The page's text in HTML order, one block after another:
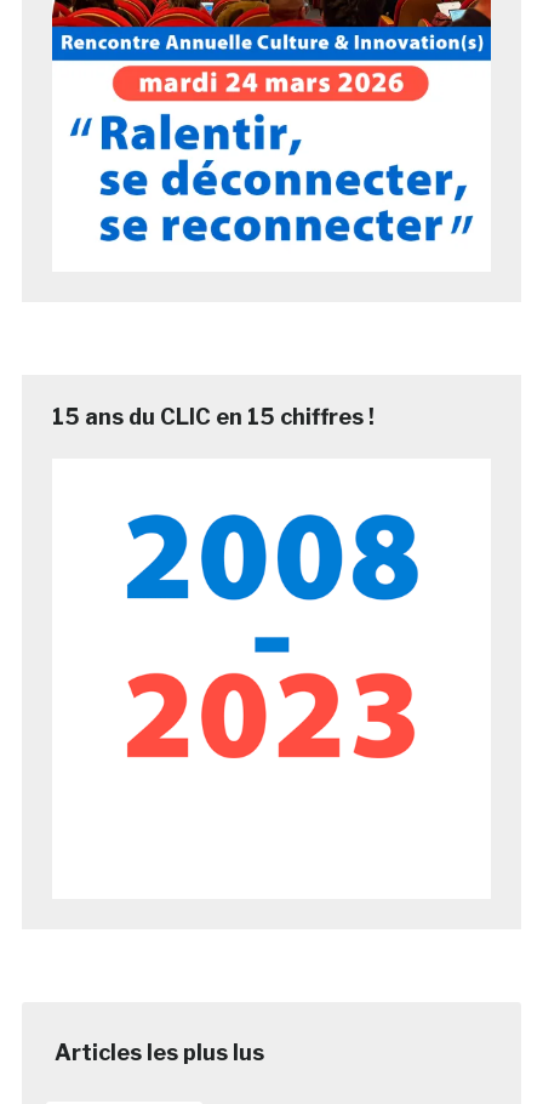
15 ans du CLIC en 15 chiffres !